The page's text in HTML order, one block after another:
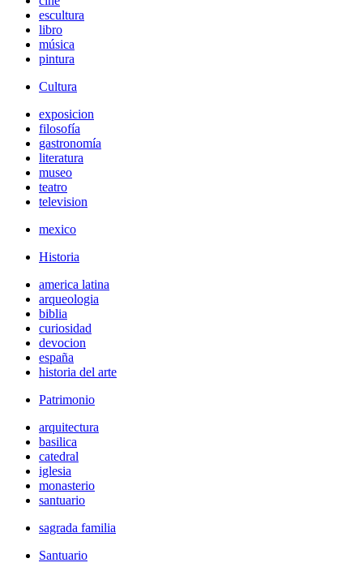
escultura
libro
música
pintura
Cultura
exposicion
filosofía
gastronomía
literatura
museo
teatro
television
mexico
Historia
america latina
arqueologia
biblia
curiosidad
devocion
españa
historia del arte
Patrimonio
arquitectura
basilica
catedral
iglesia
monasterio
santuario
sagrada familia
Santuario